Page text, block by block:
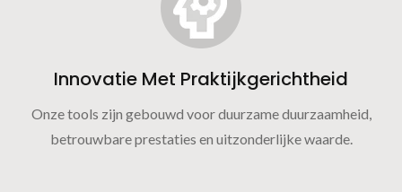
Innovatie Met Praktijkgerichtheid
Onze tools zijn gebouwd voor duurzame duurzaamheid,
betrouwbare prestaties en uitzonderlijke waarde.